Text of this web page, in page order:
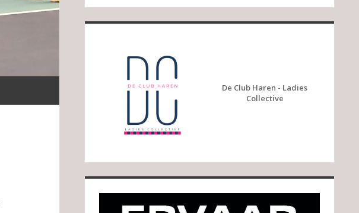
De Club Haren - Ladies
Collective